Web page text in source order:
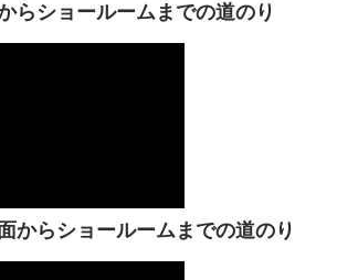
らショールームまでの道のり
からショールームまでの道のり